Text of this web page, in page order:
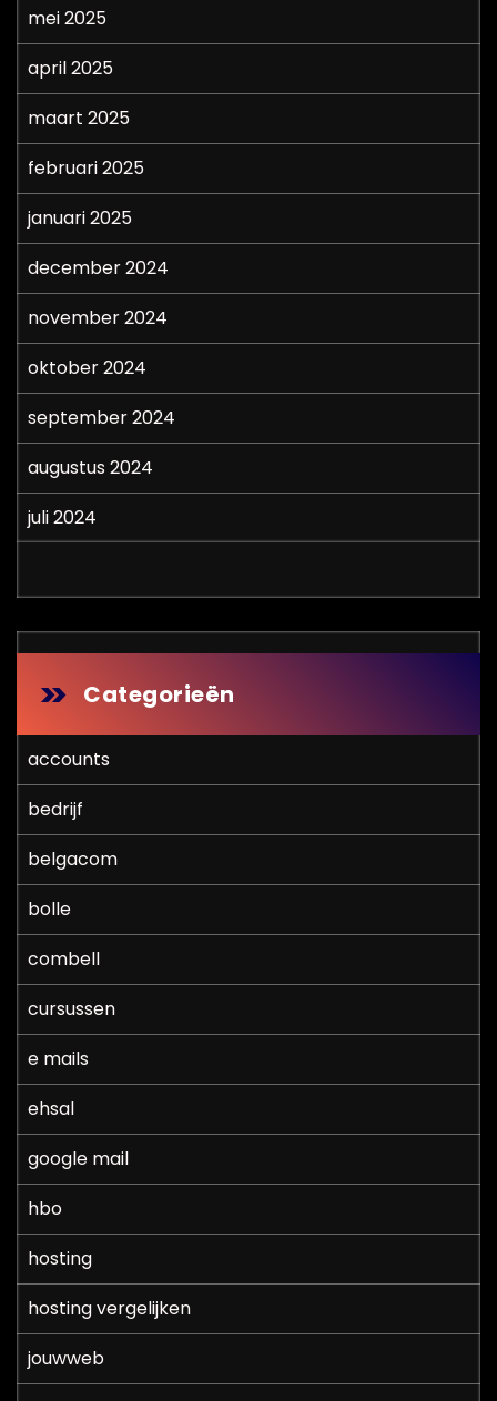
mei 2025
april 2025
maart 2025
februari 2025
januari 2025
december 2024
november 2024
oktober 2024
september 2024
augustus 2024
juli 2024
Categorieën
accounts
bedrijf
belgacom
bolle
combell
cursussen
e mails
ehsal
google mail
hbo
hosting
hosting vergelijken
jouwweb